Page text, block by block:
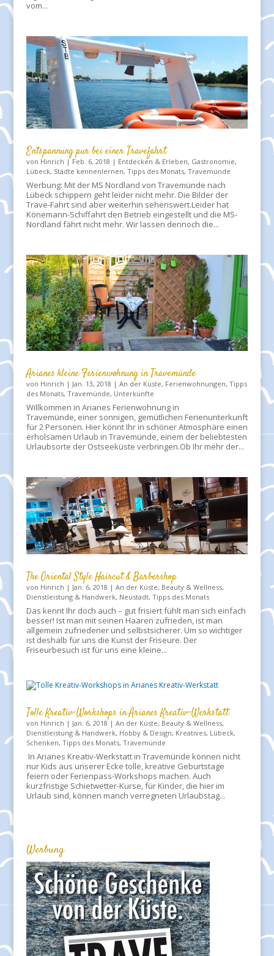
vom...
Entspannung pur bei einer Travefahrt
von Hinrich | Feb. 6, 2018 | Entdecken & Erleben, Gastronomie,
Lübeck, Städte kennenlernen, Tipps des Monats, Travemünde
Werbung: Mit der MS Nordland von Travemünde nach
Lübeck schippern geht leider nicht mehr. Die Bilder der
Trave-Fahrt sind aber weiterhin sehenswert.Leider hat
Könemann-Schiffahrt den Betrieb eingestellt und die MS-
Nordland fährt nicht mehr. Wir lassen dennoch die...
Arianes kleine Ferienwohnung in Travemünde
von Hinrich | Jan. 13, 2018 | An der Küste, Ferienwohnungen, Tipps
des Monats, Travemünde, Unterkünfte
Willkommen in Arianes Ferienwohnung in
Travemünde, einer sonnigen, gemütlichen Ferienunterkunft
für 2 Personen. Hier könnt Ihr in schöner Atmosphäre einen
erholsamen Urlaub in Travemünde, einem der beliebtesten
Urlaubsorte der Ostseeküste verbringen.Ob Ihr mehr der...
The Oriental Style Haircut & Barbershop
von Hinrich | Jan. 6, 2018 | An der Küste, Beauty & Wellness,
Dienstleistung & Handwerk, Neustadt, Tipps des Monats
Das kennt Ihr doch auch – gut frisiert fühlt man sich einfach
besser! Ist man mit seinen Haaren zufrieden, ist man
allgemein zufriedener und selbstsicherer. Um so wichtiger
ist deshalb für uns die Kunst der Friseure. Der
Friseurbesuch ist für uns eine kleine...
Tolle Kreativ-Workshops in Arianes Kreativ-Werkstatt
von Hinrich | Jan. 6, 2018 | An der Küste, Beauty & Wellness,
Dienstleistung & Handwerk, Hobby & Design, Kreatives, Lübeck,
Schenken, Tipps des Monats, Travemünde
In Arianes Kreativ-Werkstatt in Travemünde können nicht
nur Kids aus unserer Ecke tolle, kreative Geburtstage
feiern oder Ferienpass-Workshops machen. Auch
kurzfristige Schietwetter-Kurse, für Kinder, die hier im
Urlaub sind, können manch verregneten Urlaubstag...
Werbung